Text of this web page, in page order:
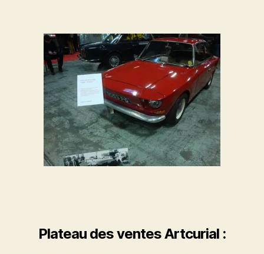
Plateau des ventes Artcurial :